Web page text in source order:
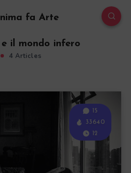
fa Arte
il mondo infero
4 Articles
15
33640
12